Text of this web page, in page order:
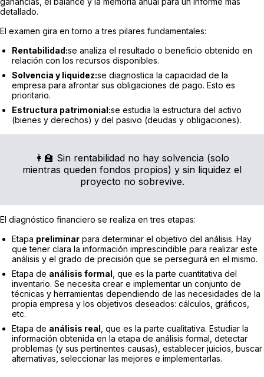
detallado.
El examen gira en torno a tres pilares fundamentales:
Rentabilidad:se analiza el resultado o beneficio obtenido en
relación con los recursos disponibles.
Solvencia y liquidez:se diagnostica la capacidad de la
empresa para afrontar sus obligaciones de pago. Esto es
prioritario.
Estructura patrimonial:se estudia la estructura del activo
(bienes y derechos) y del pasivo (deudas y obligaciones).
👩‍🏫 Sin rentabilidad no hay solvencia (solo
mientras queden fondos propios) y sin liquidez el
proyecto no sobrevive.
El diagnóstico financiero se realiza en tres etapas:
Etapa preliminar para determinar el objetivo del análisis. Hay
que tener clara la información imprescindible para realizar este
análisis y el grado de precisión que se perseguirá en el mismo.
Etapa de análisis formal , que es la parte cuantitativa del
inventario. Se necesita crear e implementar un conjunto de
técnicas y herramientas dependiendo de las necesidades de la
propia empresa y los objetivos deseados: cálculos, gráficos,
etc.
Etapa de análisis real , que es la parte cualitativa. Estudiar la
información obtenida en la etapa de análisis formal, detectar
problemas (y sus pertinentes causas), establecer juicios, buscar
alternativas, seleccionar las mejores e implementarlas.